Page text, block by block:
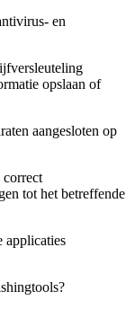
en
opslaan of
aangesloten op
correct
tot het betreffende
applicaties